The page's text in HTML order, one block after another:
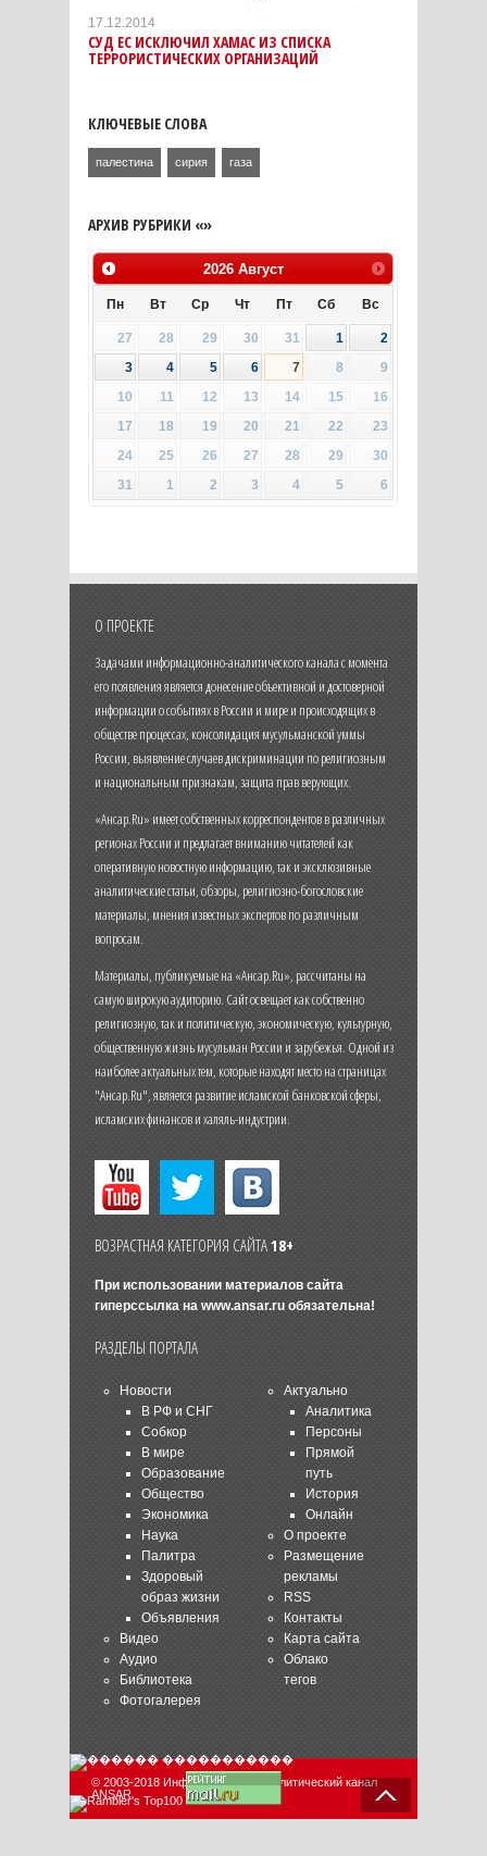
17.12.2014
СУД ЕС ИСКЛЮЧИЛ ХАМАС ИЗ СПИСКА
ТЕРРОРИСТИЧЕСКИХ ОРГАНИЗАЦИЙ
КЛЮЧЕВЫЕ СЛОВА
палестина сирия газа
АРХИВ РУБРИКИ «»
2026 Август
Пн Вт Ср Чт Пт Сб Вс
27 28 29 30 31 1
2
3
4 5 6 7 8
9
10
11 12 13 14 15
16
17
18 19 20 21 22
23
24
25 26 27 28 29
30
31
1 2 3 4 5 6
О ПРОЕКТЕ
Задачами информационно-аналитического канала с момента
его появления является донесение объективной и достоверной
информации о событиях в России и мире и происходящих в
обществе процессах, консолидация мусульманской уммы
России, выявление случаев дискриминации по религиозным
и национальным признакам, защита прав верующих.
«Ансар.Ru» имеет собственных корреспондентов в различных
регионах России и предлагает вниманию читателей как
оперативную новостную информацию, так и эксклюзивные
аналитические статьи, обзоры, религиозно-богословские
материалы, мнения известных экспертов по различным
вопросам.
Материалы, публикуемые на «Ансар.Ru», рассчитаны на
самую широкую аудиторию. Сайт освещает как собственно
религиозную, так и политическую, экономическую, культурную,
общественную жизнь мусульман России и зарубежья. Одной из
наиболее актуальных тем, которые находят место на страницах
"Ансар.Ru", является развитие исламской банковской сферы,
исламских финансов и халяль-индустрии.
ВОЗРАСТНАЯ КАТЕГОРИЯ САЙТА18+
При использовании материалов сайта
гиперссылка на www.ansar.ruобязательна!
РАЗДЕЛЫ ПОРТАЛА
Новости
В РФ и СНГ
Собкор
В мире
Образование
Общество
Экономика
Наука
Палитра
Здоровый
образ жизни
Объявления
Видео
Аудио
Библиотека
Фотогалерея
Актуально
Аналитика
Персоны
Прямой
путь
История
Онлайн
О проекте
Размещение
рекламы
RSS
Контакты
Карта сайта
Облако
тегов
© 2003-2018 Информационно-аналитический канал
ANSAR